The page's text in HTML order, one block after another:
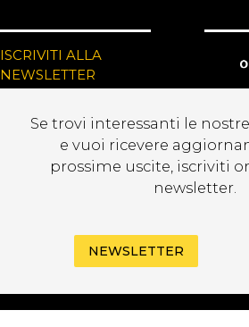
ISCRIVITI ALLA
NEWSLETTER
Se trovi interessanti le
e vuoi ricevere
prossime uscite, iscriviti
newsletter.
NEWSLETTER